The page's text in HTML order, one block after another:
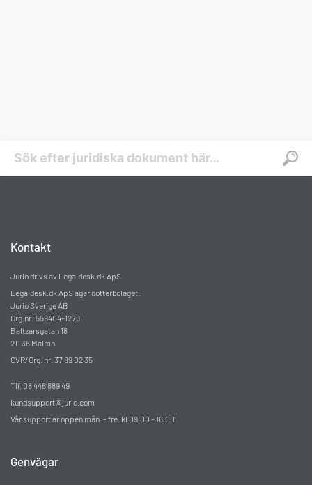
Kontakt
Jurio drivs av Legaldesk.dk ApS
Legaldesk.dk ApS äger dotterbolaget:
Jurio Sverige AB
Org.nr: 559404-1278
Baltzarsgatan 18
211 36 Malmö
CVR/Org. nr. 37 89 02 35
Tlf. 08 446 889 49
kundsupport@jurio.com
Vår support är öppen mån. - fre. kl 09.00 - 16.00
Genvägar